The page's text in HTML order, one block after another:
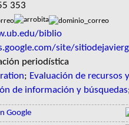
353
biblio
site/
periodística
; Evaluación de recursos
de información y búsquedas
Google